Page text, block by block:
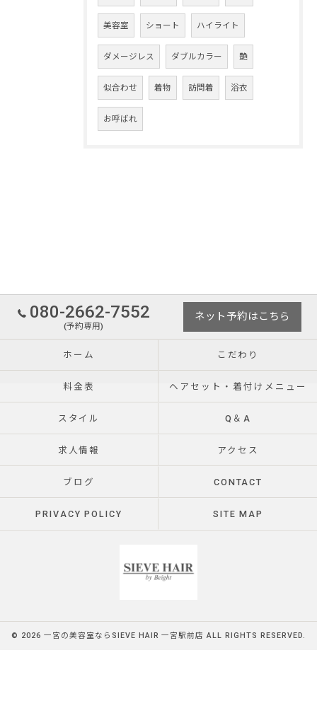
美容室 ショート ハイライト
ダメージレス ダブルカラー 艶
似合わせ 着物 訪問着 浴衣
お呼ばれ
080-2662-7552
(予約専用)
ネット予約はこちら
ホーム こだわり
料金表 ヘアセット・着付けメニュー
スタイル Q＆A
求人情報 アクセス
ブログ CONTACT
PRIVACY POLICY SITE MAP
© 2026 一宮の美容室ならSIEVE HAIR 一宮駅前店 ALL RIGHTS RESERVED.